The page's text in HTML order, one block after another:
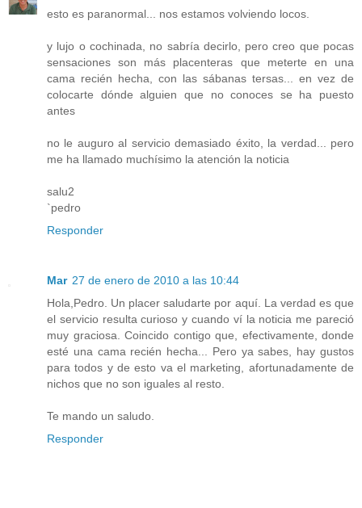
esto es paranormal... nos estamos volviendo locos.
y lujo o cochinada, no sabría decirlo, pero creo que pocas
sensaciones son más placenteras que meterte en una
cama recién hecha, con las sábanas tersas... en vez de
colocarte dónde alguien que no conoces se ha puesto
antes
no le auguro al servicio demasiado éxito, la verdad... pero
me ha llamado muchísimo la atención la noticia
salu2
`pedro
Responder
Mar 27 de enero de 2010 a las 10:44
Hola,Pedro. Un placer saludarte por aquí. La verdad es que
el servicio resulta curioso y cuando ví la noticia me pareció
muy graciosa. Coincido contigo que, efectivamente, donde
esté una cama recién hecha... Pero ya sabes, hay gustos
para todos y de esto va el marketing, afortunadamente de
nichos que no son iguales al resto.
Te mando un saludo.
Responder